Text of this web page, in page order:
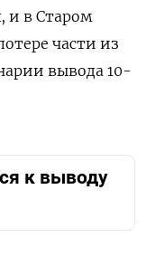
и в Старом
части из
вывода 10-
к выводу